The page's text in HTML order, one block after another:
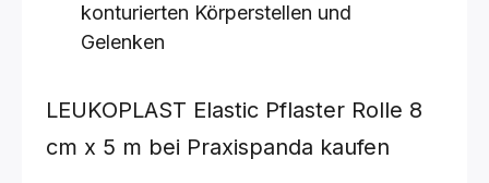
konturierten Körperstellen und
Gelenken
LEUKOPLAST Elastic Pflaster Rolle 8
cm x 5 m bei Praxispanda kaufen